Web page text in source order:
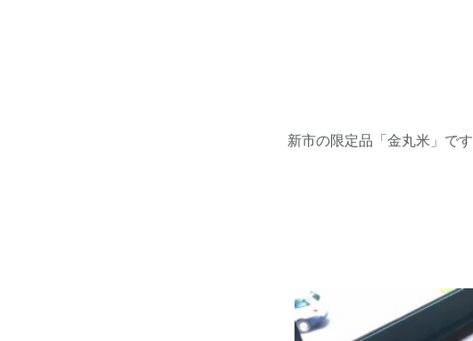
新市の限定品「金丸米」です